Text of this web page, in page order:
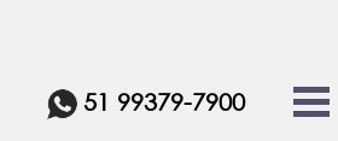
51 99379-7900